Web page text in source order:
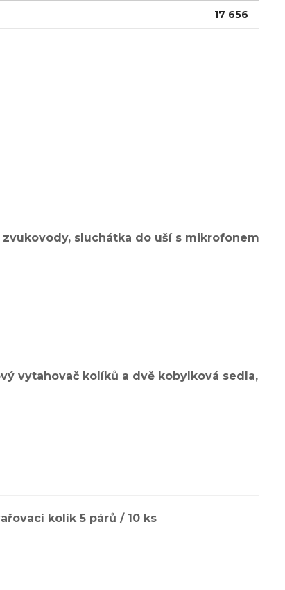
17 656
sluchátka do uší s mikrofonem
vytahovač kolíků a dvě kobylková sedla,
kolík 5 párů / 10 ks